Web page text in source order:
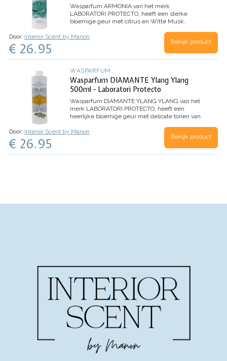
Wasparfum ARMONIA van het merk
LABORATORI PROTECTO, heeft een sterke
bloemige geur met citrus en Witte Musk.
evolueert het parfum beter en behoudt het de
Inhoud 500ml (voor 100
Door: Interior Scent by Manon
€ 26.95 Bekijk product
WASPARFUM
Wasparfum DIAMANTE Ylang Ylang
500ml - Laboratori Protecto
Wasparfum DIAMANTE YLANG YLANG van het
merk LABORATORI PROTECTO, heeft een
heerlijke bloemige geur met delicate tonen van
Dennen
HART: Jasmijn, Lelie, Roos
Inhoud 500ml
Door: Interior Scent by Manon
€ 26.95 Bekijk product